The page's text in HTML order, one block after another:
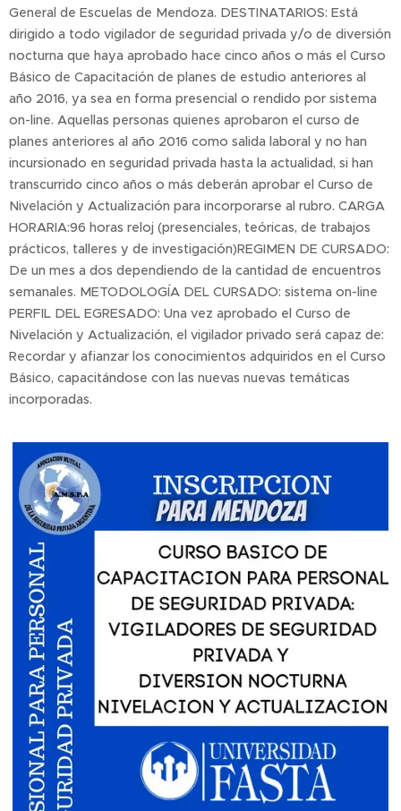
General de Escuelas de Mendoza. DESTINATARIOS: Está
dirigido a todo vigilador de seguridad privada y/o de diversión
nocturna que haya aprobado hace cinco años o más el Curso
Básico de Capacitación de planes de estudio anteriores al
año 2016, ya sea en forma presencial o rendido por sistema
on-line. Aquellas personas quienes aprobaron el curso de
planes anteriores al año 2016 como salida laboral y no han
incursionado en seguridad privada hasta la actualidad, si han
transcurrido cinco años o más deberán aprobar el Curso de
Nivelación y Actualización para incorporarse al rubro. CARGA
HORARIA:96 horas reloj (presenciales, teóricas, de trabajos
prácticos, talleres y de investigación)REGIMEN DE CURSADO:
De un mes a dos dependiendo de la cantidad de encuentros
semanales. METODOLOGÍA DEL CURSADO: sistema on-line
PERFIL DEL EGRESADO: Una vez aprobado el Curso de
Nivelación y Actualización, el vigilador privado será capaz de:
Recordar y afianzar los conocimientos adquiridos en el Curso
Básico, capacitándose con las nuevas nuevas temáticas
incorporadas.